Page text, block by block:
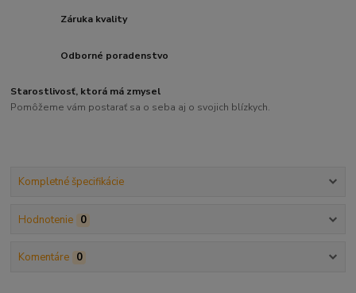
Záruka kvality
Odborné poradenstvo
Starostlivosť, ktorá má zmysel
Pomôžeme vám postarať sa o seba aj o svojich blízkych.
Kompletné špecifikácie
Hodnotenie 0
Komentáre 0